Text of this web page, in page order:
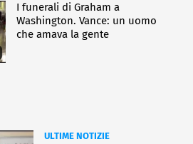
I funerali di Graham a
Washington. Vance: un uomo
che amava la gente
ULTIME NOTIZIE